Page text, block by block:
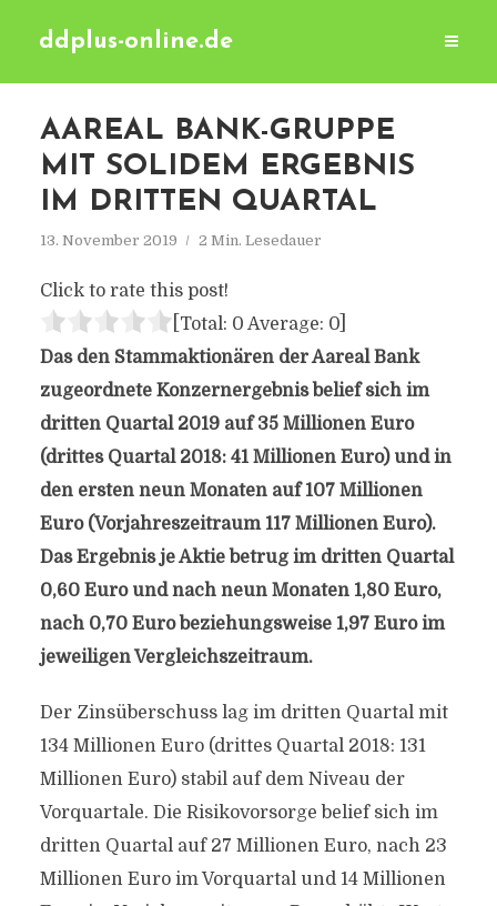
ddplus-online.de
AAREAL BANK-GRUPPE
MIT SOLIDEM ERGEBNIS
IM DRITTEN QUARTAL
13. November 2019 2 Min. Lesedauer
Click to rate this post!
[Total: 0 Average: 0]
Das den Stammaktionären der Aareal Bank
zugeordnete Konzernergebnis belief sich im
dritten Quartal 2019 auf 35 Millionen Euro
(drittes Quartal 2018: 41 Millionen Euro) und in
den ersten neun Monaten auf 107 Millionen
Euro (Vorjahreszeitraum 117 Millionen Euro).
Das Ergebnis je Aktie betrug im dritten Quartal
0,60 Euro und nach neun Monaten 1,80 Euro,
nach 0,70 Euro beziehungsweise 1,97 Euro im
jeweiligen Vergleichszeitraum.
Der Zinsüberschuss lag im dritten Quartal mit
134 Millionen Euro (drittes Quartal 2018: 131
Millionen Euro) stabil auf dem Niveau der
Vorquartale. Die Risikovorsorge belief sich im
dritten Quartal auf 27 Millionen Euro, nach 23
Millionen Euro im Vorquartal und 14 Millionen